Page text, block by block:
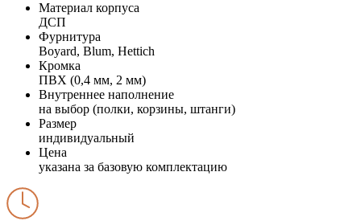
Материал корпуса
ДСП
Фурнитура
Boyard, Blum, Hettich
Кромка
ПВХ (0,4 мм, 2 мм)
Внутреннее наполнение
на выбор (полки, корзины, штанги)
Размер
индивидуальный
Цена
указана за базовую комплектацию